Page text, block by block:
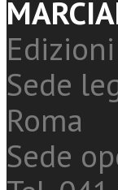
Sede
Roma
Sede